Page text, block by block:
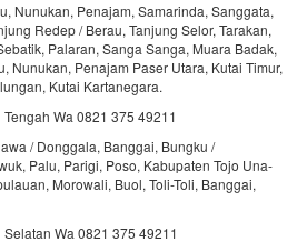
Nunukan, Penajam, Samarinda, Sanggata,
Redep / Berau, Tanjung Selor, Tarakan,
Palaran, Sanga Sanga, Muara Badak,
Nunukan, Penajam Paser Utara, Kutai Timur,
Kutai Kartanegara.
Wa 0821 375 49211
/ Donggala, Banggai, Bungku /
Palu, Parigi, Poso, Kabupaten Tojo Una-
Morowali, Buol, Toli-Toli, Banggai,
Wa 0821 375 49211